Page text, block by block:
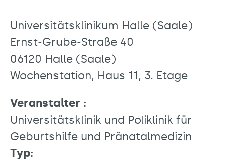
Universitätsklinikum Halle (Saale)
Ernst-Grube-Straße 40
06120 Halle (Saale)
Wochenstation, Haus 11, 3. Etage
Veranstalter :
Universitätsklinik und Poliklinik für
Geburtshilfe und Pränatalmedizin
Typ: